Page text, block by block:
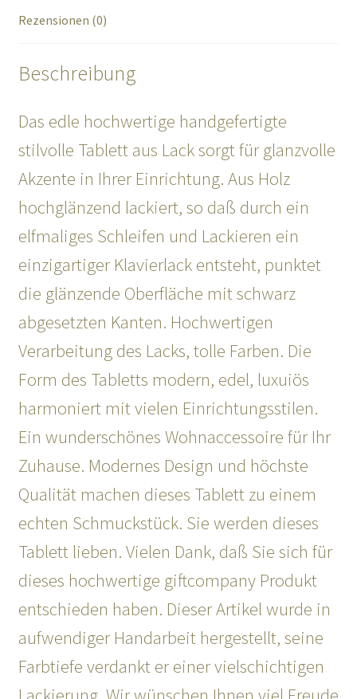
Rezensionen (0)
Beschreibung
Das edle hochwertige handgefertigte
stilvolle Tablett aus Lack sorgt für glanzvolle
Akzente in Ihrer Einrichtung. Aus Holz
hochglänzend lackiert, so daß durch ein
elfmaliges Schleifen und Lackieren ein
einzigartiger Klavierlack entsteht, punktet
die glänzende Oberfläche mit schwarz
abgesetzten Kanten. Hochwertigen
Verarbeitung des Lacks, tolle Farben. Die
Form des Tabletts modern, edel, luxuiös
harmoniert mit vielen Einrichtungsstilen.
Ein wunderschönes Wohnaccessoire für Ihr
Zuhause. Modernes Design und höchste
Qualität machen dieses Tablett zu einem
echten Schmuckstück. Sie werden dieses
Tablett lieben. Vielen Dank, daß Sie sich für
dieses hochwertige giftcompany Produkt
entschieden haben. Dieser Artikel wurde in
aufwendiger Handarbeit hergestellt, seine
Farbtiefe verdankt er einer vielschichtigen